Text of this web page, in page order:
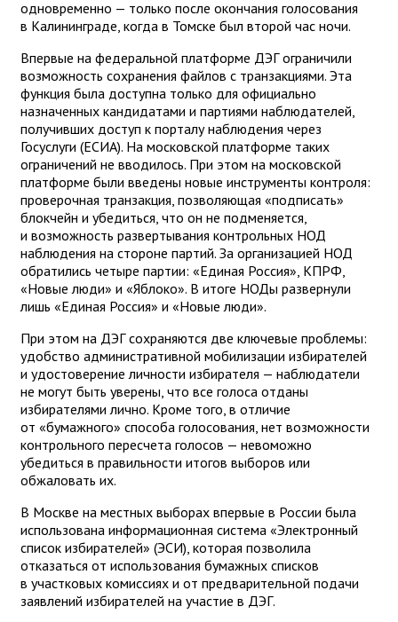
одновременно — только после окончания голосования
в Калининграде, когда в Томске был второй час ночи.
Впервые на федеральной платформе ДЭГ ограничили
возможность сохранения файлов с транзакциями. Эта
функция была доступна только для официально
назначенных кандидатами и партиями наблюдателей,
получивших доступ к порталу наблюдения через
Госуслуги (ЕСИА). На московской платформе таких
ограничений не вводилось. При этом на московской
платформе были введены новые инструменты контроля:
проверочная транзакция, позволяющая «подписать»
блокчейн и убедиться, что он не подменяется,
и возможность развертывания контрольных НОД
наблюдения на стороне партий. За организацией НОД
обратились четыре партии: «Единая Россия», КПРФ,
«Новые люди» и «Яблоко». В итоге НОДы развернули
лишь «Единая Россия» и «Новые люди».
При этом на ДЭГ сохраняются две ключевые проблемы:
удобство административной мобилизации избирателей
и удостоверение личности избирателя — наблюдатели
не могут быть уверены, что все голоса отданы
избирателями лично. Кроме того, в отличие
от «бумажного» способа голосования, нет возможности
контрольного пересчета голосов — невоможно
убедиться в правильности итогов выборов или
обжаловать их.
В Москве на местных выборах впервые в России была
использована информационная система «Электронный
список избирателей» (ЭСИ), которая позволила
отказаться от использования бумажных списков
в участковых комиссиях и от предварительной подачи
заявлений избирателей на участие в ДЭГ.